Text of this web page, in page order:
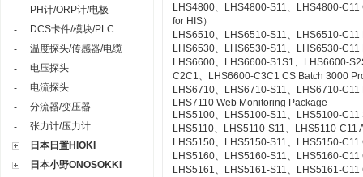
-
PH计/ORP计/电极
-
DCS卡件/模块/PLC
-
温度探头/传感器/电缆
-
电压探头
-
电流探头
-
分流器/变压器
-
张力计/压力计
日本日置HIOKI
日本小野ONOSOKKI
LHS4800、LHS4800-S11、LHS4800-
for HIS）
LHS6510、LHS6510-S11、LHS6510-
LHS6530、LHS6530-S11、LHS6530-
LHS6600、LHS6600-S1S1、LHS6600-
C2C1、LHS6600-C3C1 CS Batch 3000
LHS6710、LHS6710-S11、LHS6710-
LHS7110 Web Monitoring Package
LHS5100、LHS5100-S11、LHS5100-
LHS5110、LHS5110-S11、LHS5110-C11
LHS5150、LHS5150-S11、LHS5150-
LHS5160、LHS5160-S11、LHS5160-
LHS5161、LHS5161-S11、LHS5161-